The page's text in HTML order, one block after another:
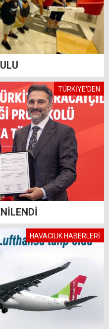
TÜRKİYE'DEN
HAVACILIK HABERLERİ